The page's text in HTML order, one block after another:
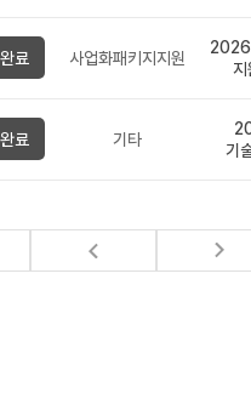
완료 사업화패키지지원
2026
지
완료 기타
기